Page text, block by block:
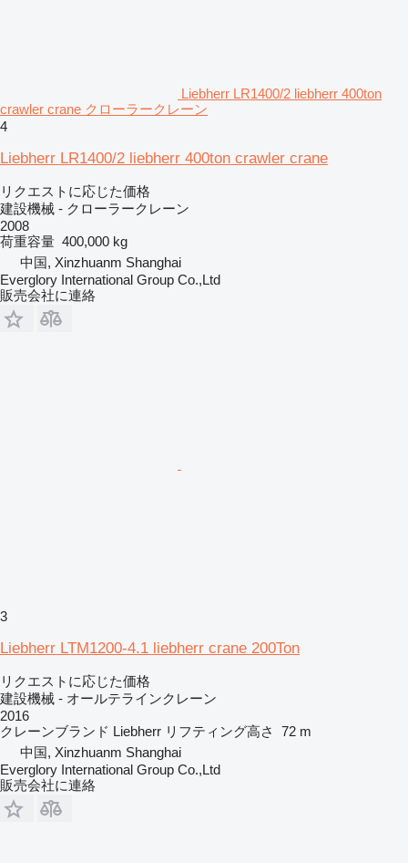
Liebherr LR1400/2 liebherr 400ton
crawler crane クローラークレーン
4
Liebherr LR1400/2 liebherr 400ton crawler crane
リクエストに応じた価格
建設機械 - クローラークレーン
2008
荷重容量 400,000 kg
中国, Xinzhuanm Shanghai
Everglory International Group Co.,Ltd
販売会社に連絡
3
Liebherr LTM1200-4.1 liebherr crane 200Ton
リクエストに応じた価格
建設機械 - オールテラインクレーン
2016
クレーンブランド Liebherr リフティング高さ
72 m
中国, Xinzhuanm Shanghai
Everglory International Group Co.,Ltd
販売会社に連絡